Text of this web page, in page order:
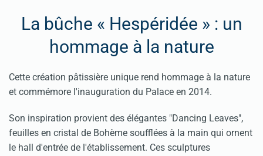
La bûche « Hespéridée » : un
hommage à la nature
Cette création pâtissière unique rend hommage à la nature
et commémore l'inauguration du Palace en 2014.
Son inspiration provient des élégantes "Dancing Leaves",
feuilles en cristal de Bohème soufflées à la main qui ornent
le hall d'entrée de l'établissement. Ces sculptures